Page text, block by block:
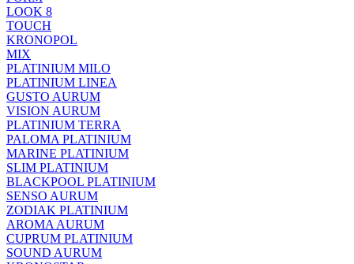
LOOK 8
TOUCH
KRONOPOL
MIX
PLATINIUM MILO
PLATINIUM LINEA
GUSTO AURUM
VISION AURUM
PLATINIUM TERRA
PALOMA PLATINIUM
MARINE PLATINIUM
SLIM PLATINIUM
BLACKPOOL PLATINIUM
SENSO AURUM
ZODIAK PLATINIUM
AROMA AURUM
CUPRUM PLATINIUM
SOUND AURUM